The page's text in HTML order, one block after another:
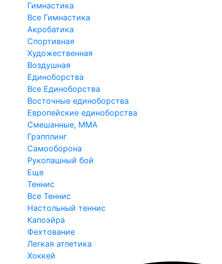
Гимнастика
Все Гимнастика
Акробатика
Спортивная
Художественная
Воздушная
Единоборства
Все Единоборства
Восточные единоборства
Европейские единоборства
Смешанные, ММА
Грэпплинг
Самооборона
Рукопашный бой
Еще
Теннис
Все Теннис
Настольный теннис
Капоэйра
Фехтование
Легкая атлетика
Хоккей